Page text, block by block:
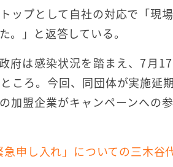
ップとして自社の対応で「現
。」と返答している。
府は感染状況を踏まえ、7月
ころ。今回、同団体が実施延
加盟企業がキャンペーンへの
申し入れ」についての三木谷